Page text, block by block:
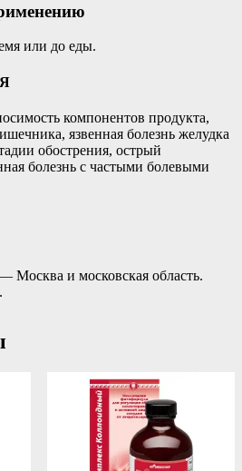
или до еды.
компонентов продукта,
язвенная болезнь желудка
обострения, острый
болезнь с частыми болевыми
Москва и московская область.